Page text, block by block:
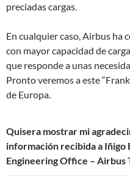
preciadas cargas.
En cualquier caso, Airbus ha
con mayor capacidad de
que responde a unas
Pronto veremos a este
de Europa.
Quisera mostrar mi
información recibida a Iñigo
Engineering Office –